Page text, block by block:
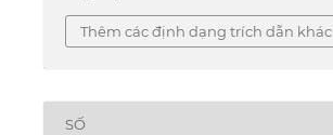
Thêm các định dạng trích dẫn khác
SỐ